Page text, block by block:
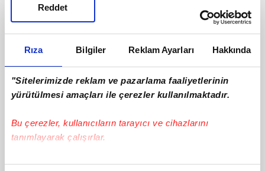
Rıza Bilgiler Reklam Ayarları Hakkında
"Sitelerimizde reklam ve pazarlama faaliyetlerinin
yürütülmesi amaçları ile çerezler kullanılmaktadır.
Bu çerezler, kullanıcıların tarayıcı ve cihazlarını
tanımlayarak çalışırlar.
Bu çerezlere izin vermeniz halinde sizlere özel
Reddet
텔레@CASHFILTER365♦】알트코인구매이더리움클레식판매
ilgili içerik bulunamamıştır. Arama alanından yeni bir arama
listelemek içintıklayınız.